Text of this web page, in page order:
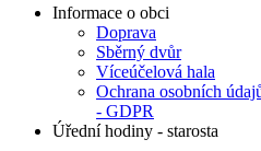
Informace o obci
Doprava
Sběrný dvůr
Víceúčelová hala
Ochrana osobních
- GDPR
Úřední hodiny - starosta